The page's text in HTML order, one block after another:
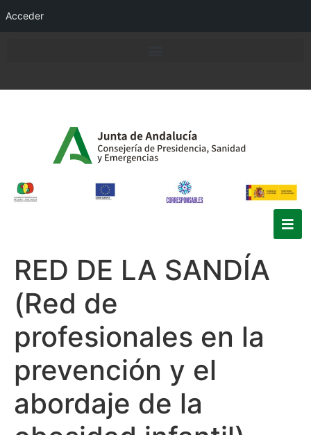
Acceder
RED DE LA SANDÍA
(Red de
profesionales en la
prevención y el
abordaje de la